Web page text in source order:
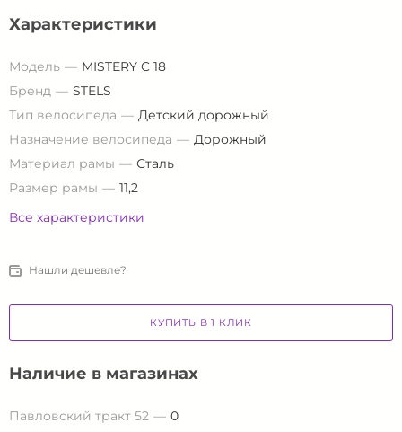
Характеристики
Модель
MISTERY C 18
Бренд
STELS
Тип велосипеда
Детский дорожный
Назначение велосипеда
Дорожный
Материал рамы
Сталь
Размер рамы
11,2
Все характеристики
Нашли дешевле?
КУПИТЬ В 1 КЛИК
Наличие в магазинах
Павловский тракт 52 0